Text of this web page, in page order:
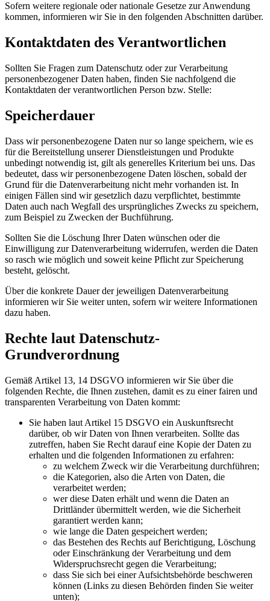
Sofern weitere regionale oder nationale Gesetze zur Anwendung
kommen, informieren wir Sie in den folgenden Abschnitten darüber.
Kontaktdaten des Verantwortlichen
Sollten Sie Fragen zum Datenschutz oder zur Verarbeitung
personenbezogener Daten haben, finden Sie nachfolgend die
Kontaktdaten der verantwortlichen Person bzw. Stelle:
Speicherdauer
Dass wir personenbezogene Daten nur so lange speichern, wie es
für die Bereitstellung unserer Dienstleistungen und Produkte
unbedingt notwendig ist, gilt als generelles Kriterium bei uns. Das
bedeutet, dass wir personenbezogene Daten löschen, sobald der
Grund für die Datenverarbeitung nicht mehr vorhanden ist. In
einigen Fällen sind wir gesetzlich dazu verpflichtet, bestimmte
Daten auch nach Wegfall des ursprüngliches Zwecks zu speichern,
zum Beispiel zu Zwecken der Buchführung.
Sollten Sie die Löschung Ihrer Daten wünschen oder die
Einwilligung zur Datenverarbeitung widerrufen, werden die Daten
so rasch wie möglich und soweit keine Pflicht zur Speicherung
besteht, gelöscht.
Über die konkrete Dauer der jeweiligen Datenverarbeitung
informieren wir Sie weiter unten, sofern wir weitere Informationen
dazu haben.
Rechte laut Datenschutz-
Grundverordnung
Gemäß Artikel 13, 14 DSGVO informieren wir Sie über die
folgenden Rechte, die Ihnen zustehen, damit es zu einer fairen und
transparenten Verarbeitung von Daten kommt:
Sie haben laut Artikel 15 DSGVO ein Auskunftsrecht
darüber, ob wir Daten von Ihnen verarbeiten. Sollte das
zutreffen, haben Sie Recht darauf eine Kopie der Daten zu
erhalten und die folgenden Informationen zu erfahren:
zu welchem Zweck wir die Verarbeitung durchführen;
die Kategorien, also die Arten von Daten, die
verarbeitet werden;
wer diese Daten erhält und wenn die Daten an
Drittländer übermittelt werden, wie die Sicherheit
garantiert werden kann;
wie lange die Daten gespeichert werden;
das Bestehen des Rechts auf Berichtigung, Löschung
oder Einschränkung der Verarbeitung und dem
Widerspruchsrecht gegen die Verarbeitung;
dass Sie sich bei einer Aufsichtsbehörde beschweren
können (Links zu diesen Behörden finden Sie weiter
unten);